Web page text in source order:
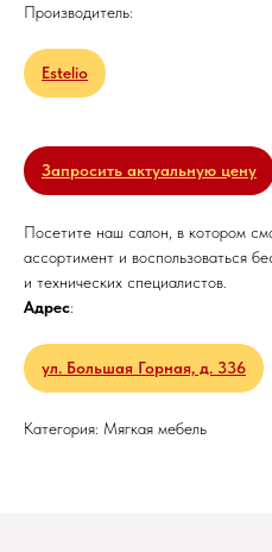
Производитель:
Estelio
Запросить актуальную цену
Посетите наш салон, в котором
ассортимент и воспользоваться
и технических специалистов.
Адрес:
ул. Большая Горная, д. 336
Категория: Мягкая мебель